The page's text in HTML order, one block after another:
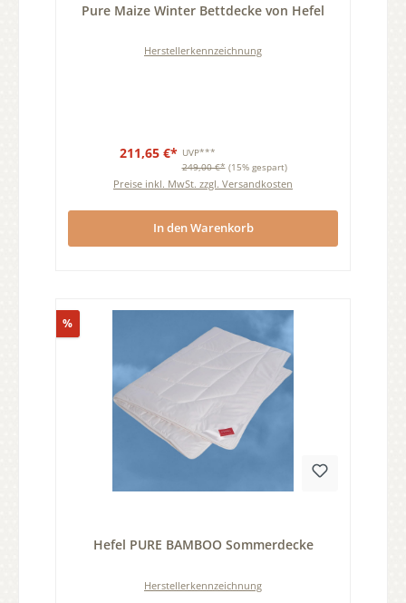
Pure Maize Winter Bettdecke von Hefel
Herstellerkennzeichnung
211,65 €* UVP***
249,00 €* (15% gespart)
Preise inkl. MwSt. zzgl. Versandkosten
In den Warenkorb
%Rabatt
Hefel PURE BAMBOO Sommerdecke
Herstellerkennzeichnung